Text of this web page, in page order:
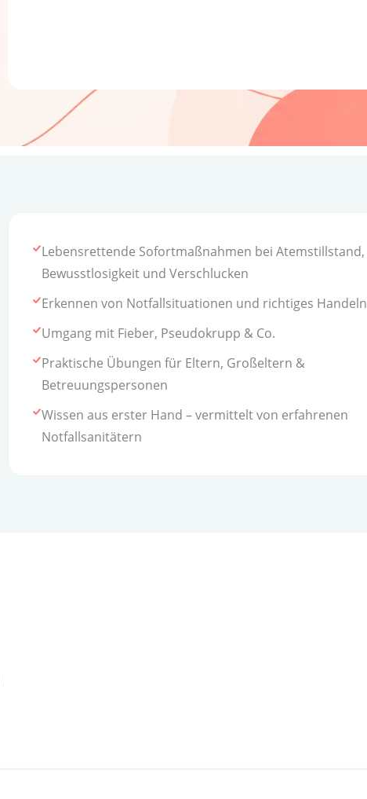
Lebensrettende Sofortmaßnahmen bei Atemstillstand,
Bewusstlosigkeit und Verschlucken
Erkennen von Notfallsituationen und richtiges Handeln
Umgang mit Fieber, Pseudokrupp & Co.
Praktische Übungen für Eltern, Großeltern &
Betreuungspersonen
Wissen aus erster Hand – vermittelt von erfahrenen
Notfallsanitätern